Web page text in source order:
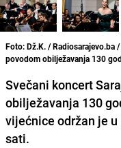
Foto: Dž.K. / Radiosarajevo.ba
povodom obilježavanja 130
Svečani koncert
obilježavanja 130
vijećnice održan je
sati.